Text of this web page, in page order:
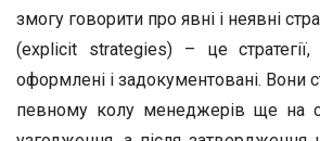
змогу говорити про явні і неявні
(explicit strategies) – це
оформлені і задокументовані. Вони
певному колу менеджерів ще на